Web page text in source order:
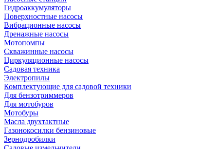
Гидроаккумуляторы
Поверхностные насосы
Вибрационные насосы
Дренажные насосы
Мотопомпы
Скважинные насосы
Циркуляционные насосы
Садовая техника
Электропилы
Комплектующие для садовой техники
Для бензотриммеров
Для мотобуров
Мотобуры
Масла двухтактные
Газонокосилки бензиновые
Зернодробилки